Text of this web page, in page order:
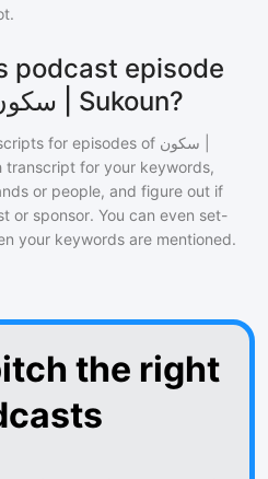
podcast episode
transcripts for سكون | Sukoun?
for episodes of سكون |
transcript for your keywords,
or people, and figure out if
or sponsor. You can even set-
your keywords are mentioned.
the right